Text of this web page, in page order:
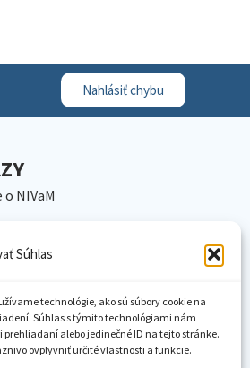
Súhlas
technológie, ako sú súbory cookie na
Súhlas s týmito technológiami nám
alebo jedinečné ID na tejto stránke.
ovplyvniť určité vlastnosti a funkcie.
Nahlásiť chybu
NIVaM